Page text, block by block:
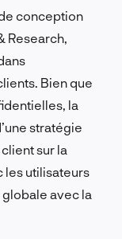
conception
Research,
Bien que
la
stratégie
sur la
les utilisateurs
avec la